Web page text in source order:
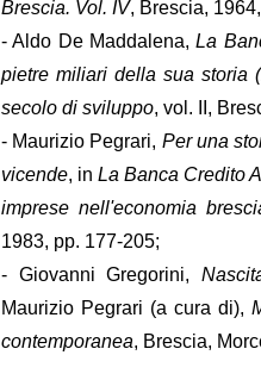
Brescia. Vol. IV, Brescia,
- Aldo De Maddalena,La
pietre miliari della sua storia
secolo di sviluppo, vol. II,
- Maurizio Pegrari, Per una
vicende, in La Banca Credito
imprese nell'economia
1983, pp. 177-205;
- Giovanni Gregorini,
Maurizio Pegrari (a cura di),
contemporanea, Brescia,